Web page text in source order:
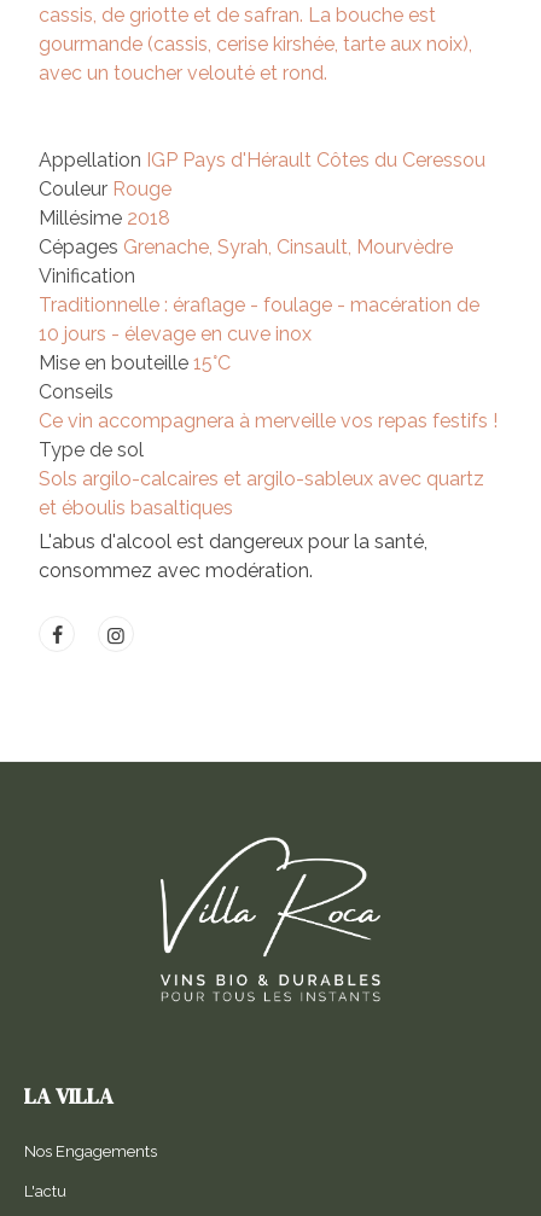
cassis, de griotte et de safran. La bouche est
gourmande (cassis, cerise kirshée, tarte aux noix),
avec un toucher velouté et rond.
Appellation IGP Pays d'Hérault Côtes du Ceressou
Couleur Rouge
Millésime 2018
Cépages Grenache, Syrah, Cinsault, Mourvèdre
Vinification
Traditionnelle : éraflage - foulage - macération de
10 jours - élevage en cuve inox
Mise en bouteille 15°C
Conseils
Ce vin accompagnera à merveille vos repas festifs !
Type de sol
Sols argilo-calcaires et argilo-sableux avec quartz
et éboulis basaltiques
L'abus d'alcool est dangereux pour la santé,
consommez avec modération.
LA VILLA
Nos Engagements
L'actu